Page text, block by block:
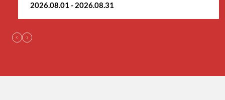
이천점
인천부평점
2026.08.01 - 2026.08.31